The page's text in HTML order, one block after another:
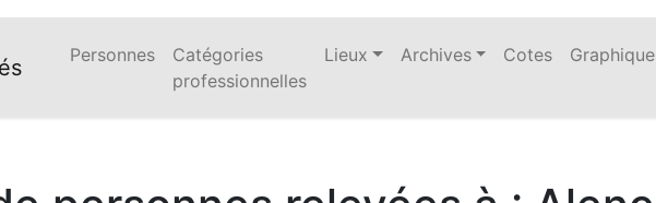
Personnes
Catégories
professionnelles
Lieux Archives Cotes